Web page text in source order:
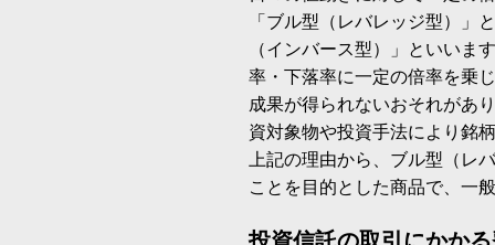
「ブル型（レバレッジ型）」
（インバース型）」といいま
率・下落率に一定の倍率を乗
成果が得られないおそれがあ
資対象物や投資手法により銘
上記の理由から、ブル型（レ
ことを目的とした商品で、一